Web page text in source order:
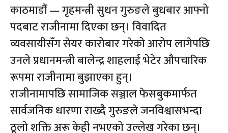
काठमाडौं — गृहमन्त्री सुधन गुरुङले बुधबार आफ्नो
पदबाट राजीनामा दिएका छन्। विवादित
व्यवसायीसँग सेयर कारोबार गरेको आरोप लागेपछि
उनले प्रधानमन्त्री बालेन्द्र शाहलाई भेटेर औपचारिक
रूपमा राजीनामा बुझाएका हुन्।
राजीनामापछि सामाजिक सञ्जाल फेसबुकमार्फत
सार्वजनिक धारणा राख्दै गुरुङले जनविश्वासभन्दा
ठूलो शक्ति अरू केही नभएको उल्लेख गरेका छन्।